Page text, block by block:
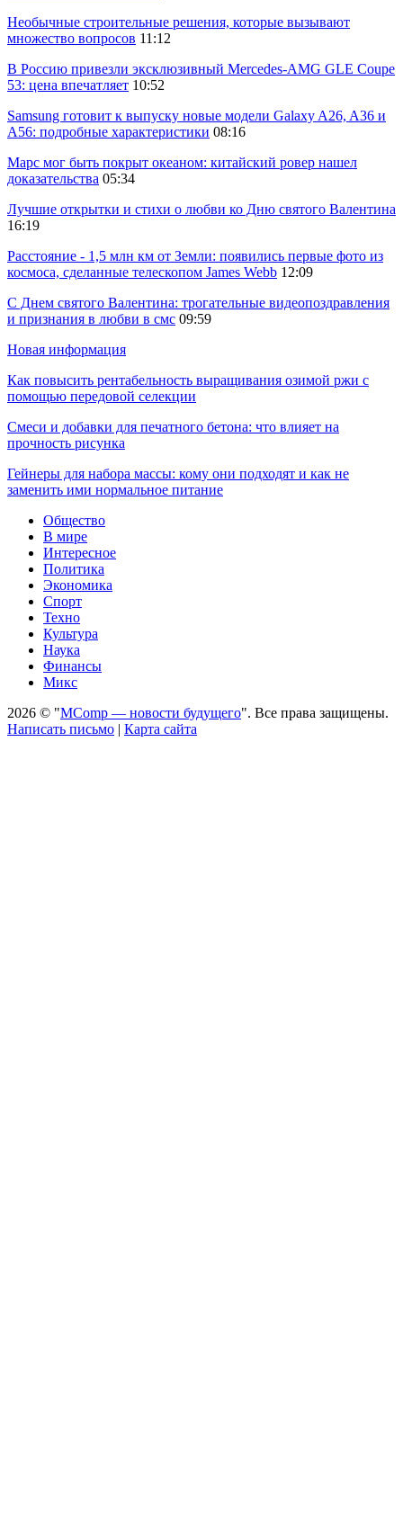
Необычные строительные решения, которые вызывают
множество вопросов 11:12
В Россию привезли эксклюзивный Mercedes-AMG GLE Coupe
53: цена впечатляет 10:52
Samsung готовит к выпуску новые модели Galaxy A26, A36 и
A56: подробные характеристики 08:16
Марс мог быть покрыт океаном: китайский ровер нашел
доказательства 05:34
Лучшие открытки и стихи о любви ко Дню святого Валентина
16:19
Расстояние - 1,5 млн км от Земли: появились первые фото из
космоса, сделанные телескопом James Webb 12:09
С Днем святого Валентина: трогательные видеопоздравления
и признания в любви в смс 09:59
Новая информация
Как повысить рентабельность выращивания озимой ржи с
помощью передовой селекции
Смеси и добавки для печатного бетона: что влияет на
прочность рисунка
Гейнеры для набора массы: кому они подходят и как не
заменить ими нормальное питание
Общество
В мире
Интересное
Политика
Экономика
Спорт
Техно
Культура
Наука
Финансы
Микс
2026 © "MComp — новости будущего". Все права защищены.
Написать письмо | Карта сайта